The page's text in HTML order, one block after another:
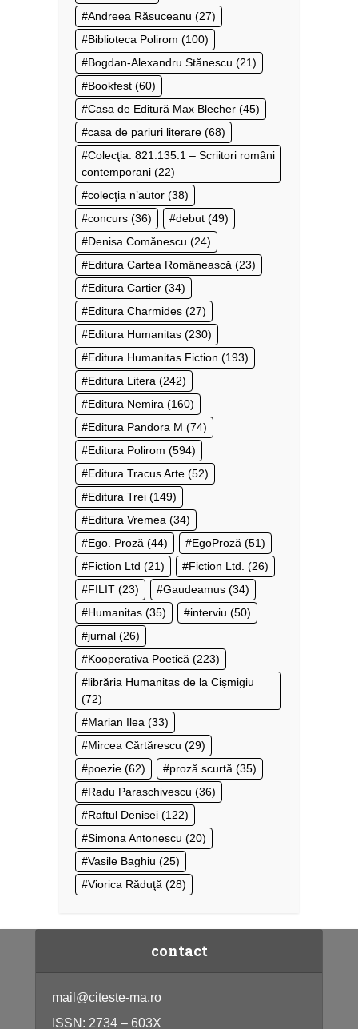
Andreea Răsuceanu (27)
Biblioteca Polirom (100)
Bogdan-Alexandru Stănescu (21)
Bookfest (60)
Casa de Editură Max Blecher (45)
casa de pariuri literare (68)
Colecţia: 821.135.1 – Scriitori români
contemporani (22)
colecţia n’autor (38)
concurs (36) debut (49)
Denisa Comănescu (24)
Editura Cartea Românească (23)
Editura Cartier (34)
Editura Charmides (27)
Editura Humanitas (230)
Editura Humanitas Fiction (193)
Editura Litera (242)
Editura Nemira (160)
Editura Pandora M (74)
Editura Polirom (594)
Editura Tracus Arte (52)
Editura Trei (149)
Editura Vremea (34)
Ego. Proză (44) EgoProză (51)
Fiction Ltd (21) Fiction Ltd. (26)
FILIT (23) Gaudeamus (34)
Humanitas (35) interviu (50)
jurnal (26)
Kooperativa Poetică (223)
librăria Humanitas de la Cișmigiu
(72)
Marian Ilea (33)
Mircea Cărtărescu (29)
poezie (62) proză scurtă (35)
Radu Paraschivescu (36)
Raftul Denisei (122)
Simona Antonescu (20)
Vasile Baghiu (25)
Viorica Răduţă (28)
contact
mail@citeste-ma.ro
ISSN: 2734 – 603X